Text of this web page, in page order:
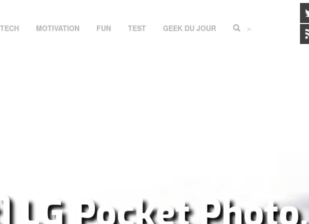
TECH MOTIVATION FUN TEST GEEK DU JOUR >
LG Pocket Photo,